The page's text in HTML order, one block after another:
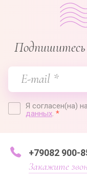
Подпишитесь
Я согласен(на)
данных. *
+79082 900-
Закажите